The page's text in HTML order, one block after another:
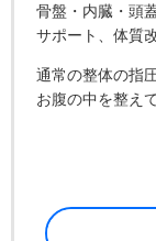
骨盤・内臓・頭
サポート、体質
通常の整体の指
お腹の中を整え